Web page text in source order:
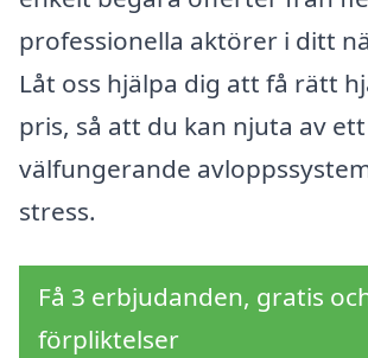
professionella aktörer i ditt
Låt oss hjälpa dig att få rätt
pris, så att du kan njuta av ett
välfungerande
stress.
Få 3 erbjudanden, gratis
förpliktelser